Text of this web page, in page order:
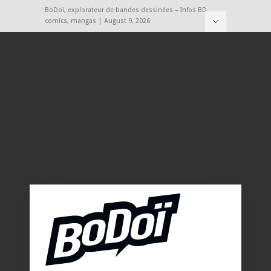
BoDoï, explorateur de bandes dessinées – Infos BD,
comics, mangas | August 9, 2026